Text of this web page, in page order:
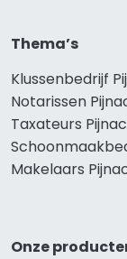
Thema’s
Klussenbedrijf
Notarissen
Taxateurs
Makelaars
Onze